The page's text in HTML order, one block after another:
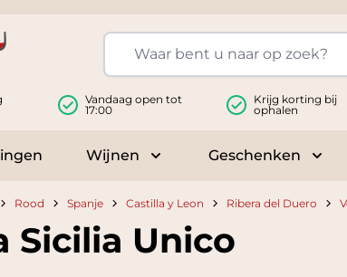
Vandaag open tot
17:00
Krijg korting bij
ophalen
Wijnen
Toggle submenu for Wijnen
Geschenken
Rood Spanje Castilla y Leon Ribera del Duero
Sicilia Unico